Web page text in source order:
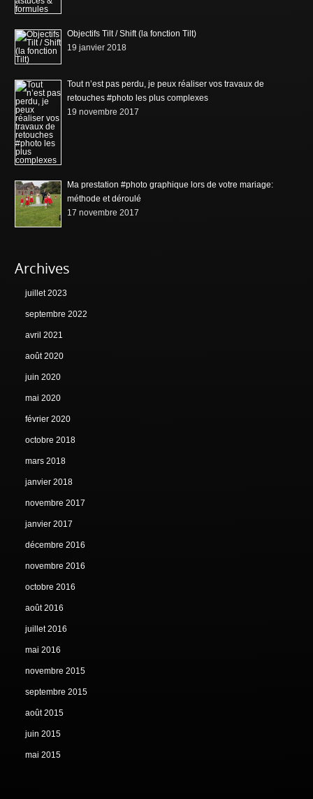
Objectifs Tilt / Shift (la fonction Tilt)
19 janvier 2018
Tout n’est pas perdu, je peux réaliser vos travaux de
retouches #photo les plus complexes
19 novembre 2017
Ma prestation #photo graphique lors de votre mariage:
méthode et déroulé
17 novembre 2017
Archives
juillet 2023
septembre 2022
avril 2021
août 2020
juin 2020
mai 2020
février 2020
octobre 2018
mars 2018
janvier 2018
novembre 2017
janvier 2017
décembre 2016
novembre 2016
octobre 2016
août 2016
juillet 2016
mai 2016
novembre 2015
septembre 2015
août 2015
juin 2015
mai 2015